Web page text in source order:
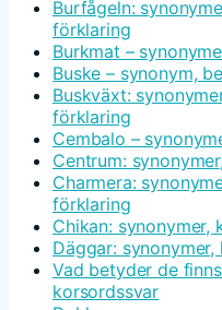
Burfågeln:
förklaring
Burkmat –
Buske – synonym,
Buskväxt:
förklaring
Cembalo –
Centrum:
Charmera:
förklaring
Chikan:
Däggar:
Vad betyder de
korsordssvar